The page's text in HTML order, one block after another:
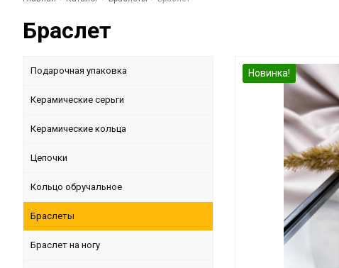
Браслет
Подарочная упаковка
Керамические серьги
Керамические кольца
Цепочки
Кольцо обручальное
Браслеты
Браслет на ногу
Новинка!